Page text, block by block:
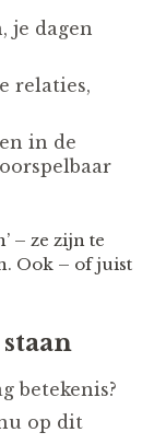
je dagen
relaties,
in de
– ze zijn te
Ook – of juist
betekenis?
op dit